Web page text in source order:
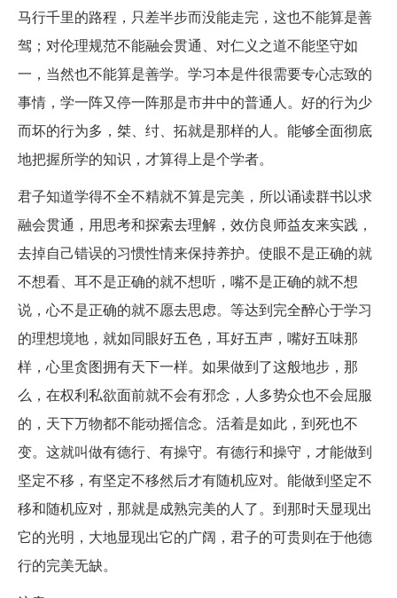
马行千里的路程，只差半步而没能走完，这也不能算是善
驾；对伦理规范不能融会贯通、对仁义之道不能坚守如
一，当然也不能算是善学。学习本是件很需要专心志致的
事情，学一阵又停一阵那是市井中的普通人。好的行为少
而坏的行为多，桀、纣、拓就是那样的人。能够全面彻底
地把握所学的知识，才算得上是个学者。
君子知道学得不全不精就不算是完美，所以诵读群书以求
融会贯通，用思考和探索去理解，效仿良师益友来实践，
去掉自己错误的习惯性情来保持养护。使眼不是正确的就
不想看、耳不是正确的就不想听，嘴不是正确的就不想
说，心不是正确的就不愿去思虑。等达到完全醉心于学习
的理想境地，就如同眼好五色，耳好五声，嘴好五味那
样，心里贪图拥有天下一样。如果做到了这般地步，那
么，在权利私欲面前就不会有邪念，人多势众也不会屈服
的，天下万物都不能动摇信念。活着是如此，到死也不
变。这就叫做有德行、有操守。有德行和操守，才能做到
坚定不移，有坚定不移然后才有随机应对。能做到坚定不
移和随机应对，那就是成熟完美的人了。到那时天显现出
它的光明，大地显现出它的广阔，君子的可贵则在于他德
行的完美无缺。